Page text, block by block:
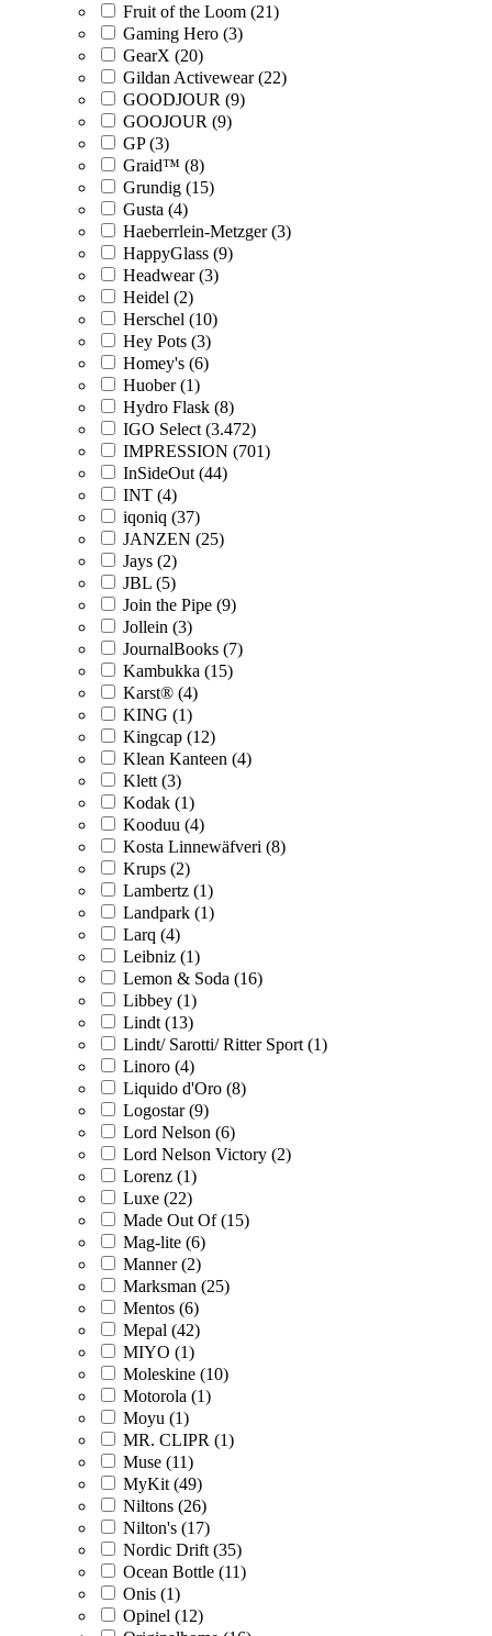
Fruit of the Loom (21)
Gaming Hero (3)
GearX (20)
Gildan Activewear (22)
GOODJOUR (9)
GOOJOUR (9)
GP (3)
Graid™ (8)
Grundig (15)
Gusta (4)
Haeberrlein-Metzger (3)
HappyGlass (9)
Headwear (3)
Heidel (2)
Herschel (10)
Hey Pots (3)
Homey's (6)
Huober (1)
Hydro Flask (8)
IGO Select (3.472)
IMPRESSION (701)
InSideOut (44)
INT (4)
iqoniq (37)
JANZEN (25)
Jays (2)
JBL (5)
Join the Pipe (9)
Jollein (3)
JournalBooks (7)
Kambukka (15)
Karst® (4)
KING (1)
Kingcap (12)
Klean Kanteen (4)
Klett (3)
Kodak (1)
Kooduu (4)
Kosta Linnewäfveri (8)
Krups (2)
Lambertz (1)
Landpark (1)
Larq (4)
Leibniz (1)
Lemon & Soda (16)
Libbey (1)
Lindt (13)
Lindt/ Sarotti/ Ritter Sport (1)
Linoro (4)
Liquido d'Oro (8)
Logostar (9)
Lord Nelson (6)
Lord Nelson Victory (2)
Lorenz (1)
Luxe (22)
Made Out Of (15)
Mag-lite (6)
Manner (2)
Marksman (25)
Mentos (6)
Mepal (42)
MIYO (1)
Moleskine (10)
Motorola (1)
Moyu (1)
MR. CLIPR (1)
Muse (11)
MyKit (49)
Niltons (26)
Nilton's (17)
Nordic Drift (35)
Ocean Bottle (11)
Onis (1)
Opinel (12)